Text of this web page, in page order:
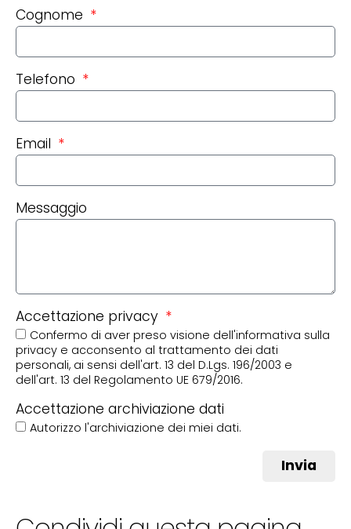
Cognome
Telefono
Email
Messaggio
Accettazione privacy
Confermo di aver preso visione dell'informativa sulla
privacy e acconsento al trattamento dei dati
personali, ai sensi dell'art. 13 del D.Lgs. 196/2003 e
dell'art. 13 del Regolamento UE 679/2016.
Accettazione archiviazione dati
Autorizzo l'archiviazione dei miei dati.
Invia